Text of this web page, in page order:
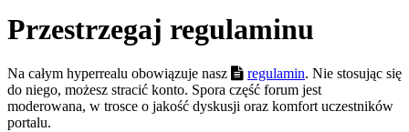
Przestrzegaj regulaminu
Na całym hyperrealu obowiązuje nasz regulamin. Nie stosując się
do niego, możesz stracić konto. Spora część forum jest
moderowana, w trosce o jakość dyskusji oraz komfort uczestników
portalu.